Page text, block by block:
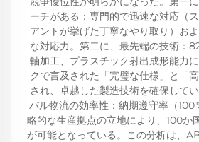
ーチがある：専門的で迅速な対応（
アントが挙げた丁寧なやり取り）お
な対応力。第二に、最先端の技術：
軸加工、プラスチック射出成形能力
クで言及された「完璧な仕様」と「
され、卓越した製造技術を確保して
バル物流の効率性：納期遵守率（100
略的な生産拠点の立地により、100か
が可能となっている。この分析は、